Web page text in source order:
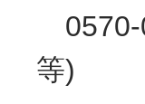
0570-
等)